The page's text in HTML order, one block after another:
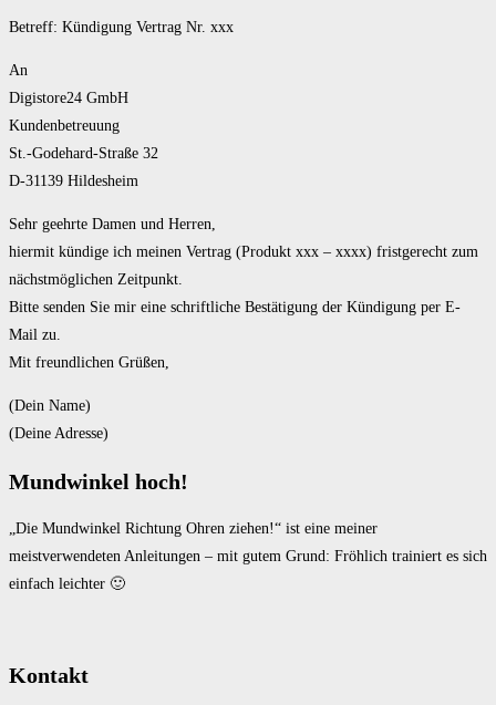
Betreff: Kündigung Vertrag Nr. xxx
An
Digistore24 GmbH
Kundenbetreuung
St.-Godehard-Straße 32
D-31139 Hildesheim
Sehr geehrte Damen und Herren,
hiermit kündige ich meinen Vertrag (Produkt xxx – xxxx) fristgerecht zum
nächstmöglichen Zeitpunkt.
Bitte senden Sie mir eine schriftliche Bestätigung der Kündigung per E-
Mail zu.
Mit freundlichen Grüßen,
(Dein Name)
(Deine Adresse)
Mundwinkel hoch!
„Die Mundwinkel Richtung Ohren ziehen!“ ist eine meiner
meistverwendeten Anleitungen – mit gutem Grund: Fröhlich trainiert es sich
einfach leichter 🙂
Kontakt